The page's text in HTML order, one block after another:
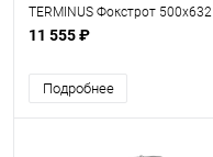
TERMINUS Фокстрот 500х632
11 555 ₽
Подробнее